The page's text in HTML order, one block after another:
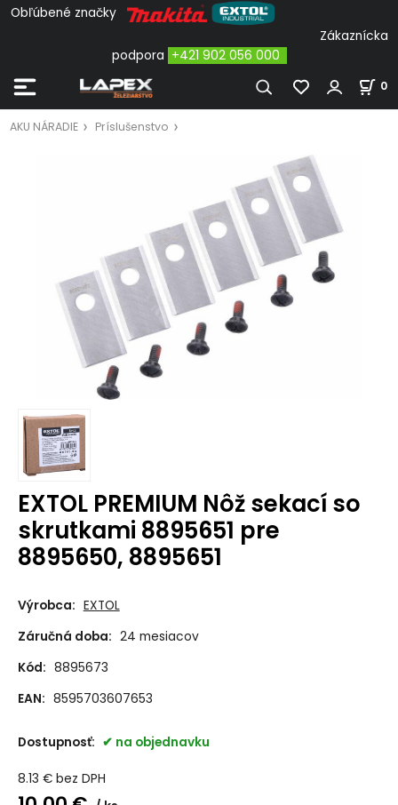
Obľúbené značky
Zákaznícka
podpora +421 902 056 000
0
AKU NÁRADIE Príslušenstvo
EXTOL PREMIUM Nôž sekací so
skrutkami 8895651 pre
8895650, 8895651
Výrobca: EXTOL
Záručná doba: 24 mesiacov
Kód: 8895673
EAN: 8595703607653
Dostupnosť: na objednavku
8.13 € bez DPH